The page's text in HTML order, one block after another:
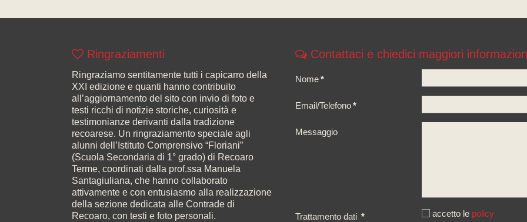
Ringraziamenti
Ringraziamo sentitamente tutti i capicarro della
XXI edizione e quanti hanno contribuito
all’aggiornamento del sito con invio di foto e
testi ricchi di notizie storiche, curiosità e
testimonianze derivanti dalla tradizione
recoarese. Un ringraziamento speciale agli
alunni dell’Istituto Comprensivo “Floriani”
(Scuola Secondaria di 1° grado) di Recoaro
Terme, coordinati dalla prof.ssa Manuela
Santagiuliana, che hanno collaborato
attivamente e con entusiasmo alla realizzazione
della sezione dedicata alle Contrade di
Recoaro, con testi e foto personali.
Contattaci e chiedici maggiori
Nome*
Email/Telefono*
Messaggio
Trattamento dati * accetto le policy